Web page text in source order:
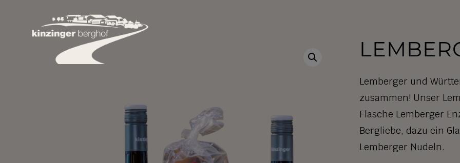
Lemberger und
zusammen! Unser
Flasche Lemberger
Bergliebe, dazu ein
Lemberger Nudeln.